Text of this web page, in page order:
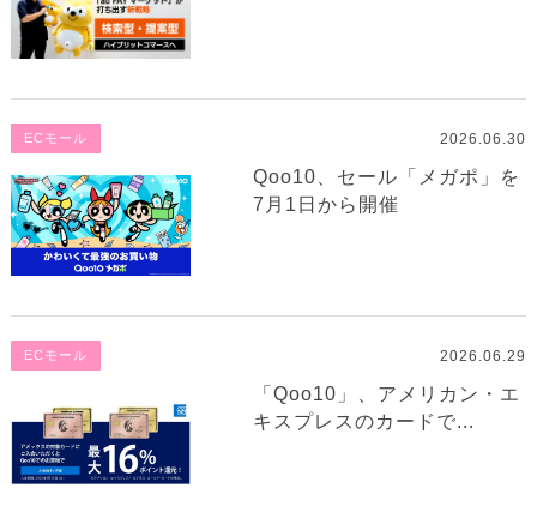
ECモール 2026.06.30
Qoo10、セール「メガポ」を
7月1日から開催
ECモール 2026.06.29
「Qoo10」、アメリカン・エ
キスプレスのカードで...